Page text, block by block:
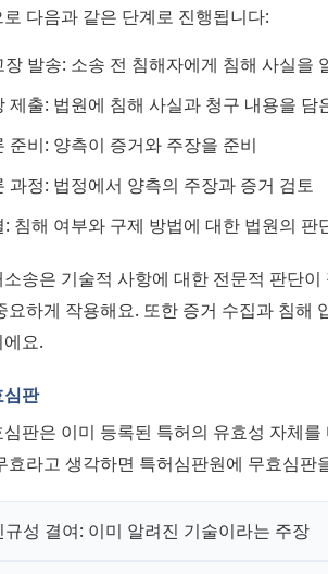
다음과 같은 단계로 진행됩니다:
장 발송: 소송 전 침해자에게 침해 사실을
제출: 법원에 침해 사실과 청구 내용을 담
준비: 양측이 증거와 주장을 준비
과정: 법정에서 양측의 주장과 증거 검토
: 침해 여부와 구제 방법에 대한 법원의 판
송은 기술적 사항에 대한 전문적 판단
요하게 작용해요. 또한 증거 수집과 침해
요.
심판
판은 이미 등록된 특허의 유효성 자체
효라고 생각하면 특허심판원에 무효심판
규성 결여: 이미 알려진 기술이라는 주장